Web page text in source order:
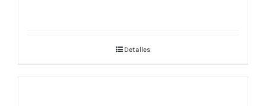
Detalles